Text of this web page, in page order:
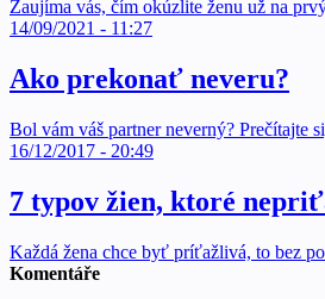
Zaujíma vás, čím okúzlite ženu už na
14/09/2021 - 11:27
Ako prekonať neveru?
Bol vám váš partner neverný? Prečítajte
16/12/2017 - 20:49
7 typov žien, ktoré
Každá žena chce byť príťažlivá, to bez
Komentáře